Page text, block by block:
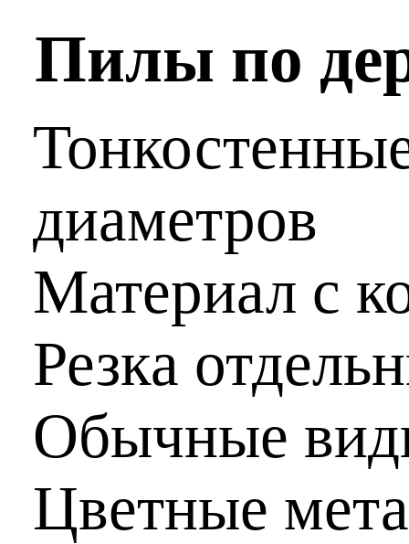
Пилы по
диаметров
Материал с
Резка
Обычные
Цветные